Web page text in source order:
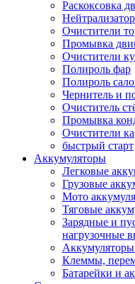
Раскоксовка
Очистители
Промывка
Очистители
Полироль фар
Полироль
Чернитель и
Очиститель
Промывка
Очистители
быстрый старт
Аккумуляторы
Легковые
Грузовые
Мото
Тяговые
Зарядные и
нагрузочные
Клеммы,
Батарейки и